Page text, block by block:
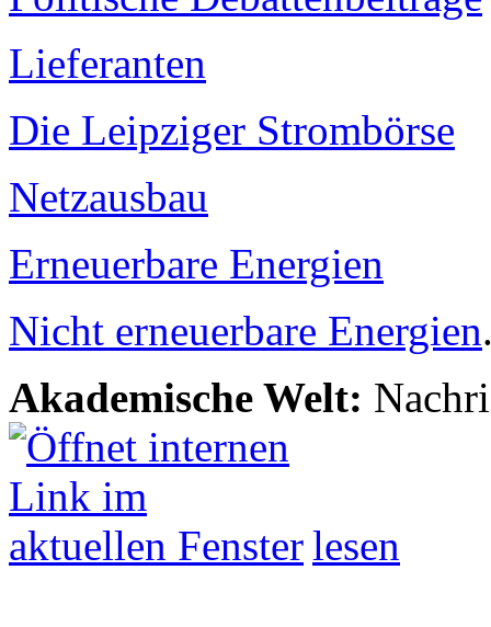
Lieferanten
Die Leipziger Strombörse
Netzausbau
Erneuerbare Energien
Nicht erneuerbare Energien
Akademische Welt:
lesen